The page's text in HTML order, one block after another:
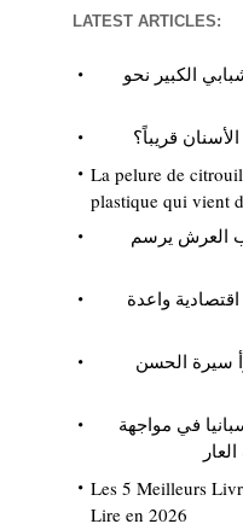
LATEST ARTICLES:
الكبير نحو
قريباً؟
La pelure de
plastique qui vient
العرش يرسم
واعدة
سيرة الحسن
وإسبانيا في مواجهة
Les 5 Meilleurs
Lire en 2026